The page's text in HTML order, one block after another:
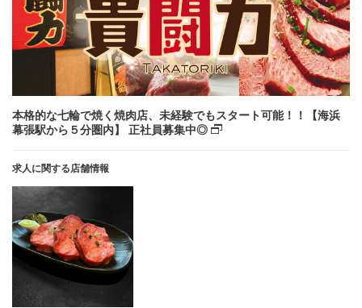
本格的な七輪で焼く焼肉店、未経験でもスタート可能！！【海浜
幕張駅から５分圏内】 正社員募集中◎
求人に関する店舗情報